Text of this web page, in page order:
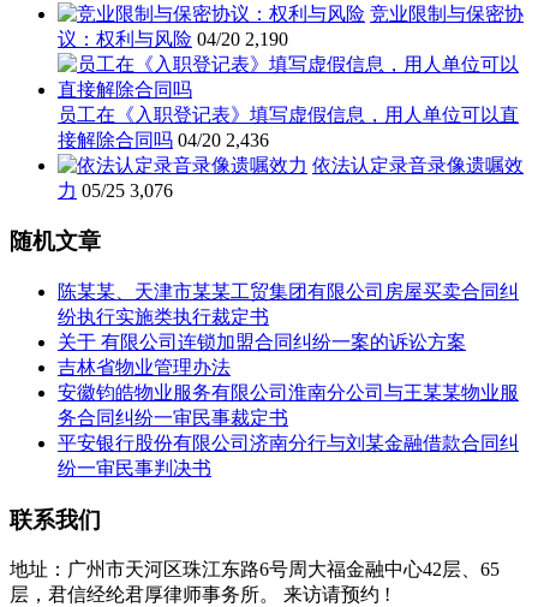
竞业限制与保密协
议：权利与风险 04/20 2,190
员工在《入职登记表》填写虚假信息，用人单位可以直
接解除合同吗 04/20 2,436
依法认定录音录像遗嘱效
力 05/25 3,076
随机文章
陈某某、天津市某某工贸集团有限公司房屋买卖合同纠
纷执行实施类执行裁定书
关于 有限公司连锁加盟合同纠纷一案的诉讼方案
吉林省物业管理办法
安徽钧皓物业服务有限公司淮南分公司与王某某物业服
务合同纠纷一审民事裁定书
平安银行股份有限公司济南分行与刘某金融借款合同纠
纷一审民事判决书
联系我们
地址：广州市天河区珠江东路6号周大福金融中心42层、65
层，君信经纶君厚律师事务所。 来访请预约 !